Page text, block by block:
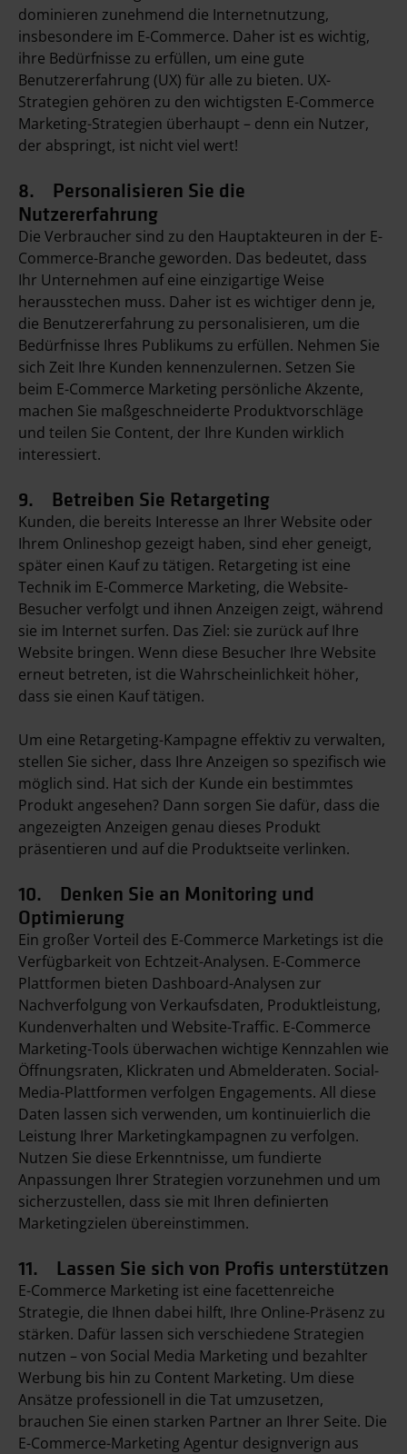
dominieren zunehmend die Internetnutzung,
insbesondere im E-Commerce. Daher ist es wichtig,
ihre Bedürfnisse zu erfüllen, um eine gute
Benutzererfahrung (UX) für alle zu bieten. UX-
Strategien gehören zu den wichtigsten E-Commerce
Marketing-Strategien überhaupt – denn ein Nutzer,
der abspringt, ist nicht viel wert!
8. Personalisieren Sie die
Nutzererfahrung
Die Verbraucher sind zu den Hauptakteuren in der E-
Commerce-Branche geworden. Das bedeutet, dass
Ihr Unternehmen auf eine einzigartige Weise
herausstechen muss. Daher ist es wichtiger denn je,
die Benutzererfahrung zu personalisieren, um die
Bedürfnisse Ihres Publikums zu erfüllen. Nehmen Sie
sich Zeit Ihre Kunden kennenzulernen. Setzen Sie
beim E-Commerce Marketing persönliche Akzente,
machen Sie maßgeschneiderte Produktvorschläge
und teilen Sie Content, der Ihre Kunden wirklich
interessiert.
9. Betreiben Sie Retargeting
Kunden, die bereits Interesse an Ihrer Website oder
Ihrem Onlineshop gezeigt haben, sind eher geneigt,
später einen Kauf zu tätigen. Retargeting ist eine
Technik im E-Commerce Marketing, die Website-
Besucher verfolgt und ihnen Anzeigen zeigt, während
sie im Internet surfen. Das Ziel: sie zurück auf Ihre
Website bringen. Wenn diese Besucher Ihre Website
erneut betreten, ist die Wahrscheinlichkeit höher,
dass sie einen Kauf tätigen.
Um eine Retargeting-Kampagne effektiv zu verwalten,
stellen Sie sicher, dass Ihre Anzeigen so spezifisch wie
möglich sind. Hat sich der Kunde ein bestimmtes
Produkt angesehen? Dann sorgen Sie dafür, dass die
angezeigten Anzeigen genau dieses Produkt
präsentieren und auf die Produktseite verlinken.
10. Denken Sie an Monitoring und
Optimierung
Ein großer Vorteil des E-Commerce Marketings ist die
Verfügbarkeit von Echtzeit-Analysen. E-Commerce
Plattformen bieten Dashboard-Analysen zur
Nachverfolgung von Verkaufsdaten, Produktleistung,
Kundenverhalten und Website-Traffic. E-Commerce
Marketing-Tools überwachen wichtige Kennzahlen wie
Öffnungsraten, Klickraten und Abmelderaten. Social-
Media-Plattformen verfolgen Engagements. All diese
Daten lassen sich verwenden, um kontinuierlich die
Leistung Ihrer Marketingkampagnen zu verfolgen.
Nutzen Sie diese Erkenntnisse, um fundierte
Anpassungen Ihrer Strategien vorzunehmen und um
sicherzustellen, dass sie mit Ihren definierten
Marketingzielen übereinstimmen.
11. Lassen Sie sich von Profis unterstützen
E-Commerce Marketing ist eine facettenreiche
Strategie, die Ihnen dabei hilft, Ihre Online-Präsenz zu
stärken. Dafür lassen sich verschiedene Strategien
nutzen – von Social Media Marketing und bezahlter
Werbung bis hin zu Content Marketing. Um diese
Ansätze professionell in die Tat umzusetzen,
brauchen Sie einen starken Partner an Ihrer Seite. Die
E-Commerce-Marketing Agentur designverign aus